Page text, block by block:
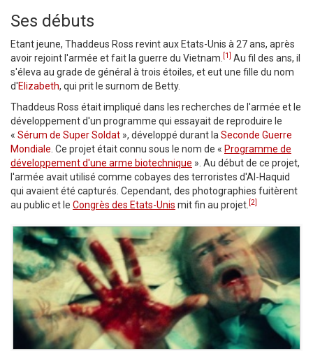
Ses débuts
Etant jeune, Thaddeus Ross revint aux Etats-Unis à 27 ans, après
avoir rejoint l'armée et fait la guerre du Vietnam. [1] Au fil des ans, il
s'éleva au grade de général à trois étoiles, et eut une fille du nom
d'Elizabeth, qui prit le surnom de Betty.
Thaddeus Ross était impliqué dans les recherches de l'armée et le
développement d'un programme qui essayait de reproduire le
« Sérum de Super Soldat », développé durant la Seconde Guerre
Mondiale . Ce projet était connu sous le nom de « Programme de
développement d'une arme biotechnique ». Au début de ce projet,
l'armée avait utilisé comme cobayes des terroristes d'Al-Haquid
qui avaient été capturés. Cependant, des photographies fuitèrent
au public et le Congrès des Etats-Unis mit fin au projet. [2]